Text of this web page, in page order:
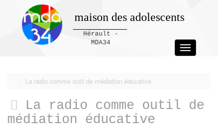
maison des adolescents
Hérault -
MDA34
Toggle
navigation
La radio comme outil de médiation éducative
La radio comme outil de
médiation éducative